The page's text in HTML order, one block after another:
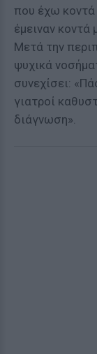
που έχω κοντά
έμειναν κοντά
Μετά την
ψυχικά
συνεχίσει:
γιατροί
διάγνωση».